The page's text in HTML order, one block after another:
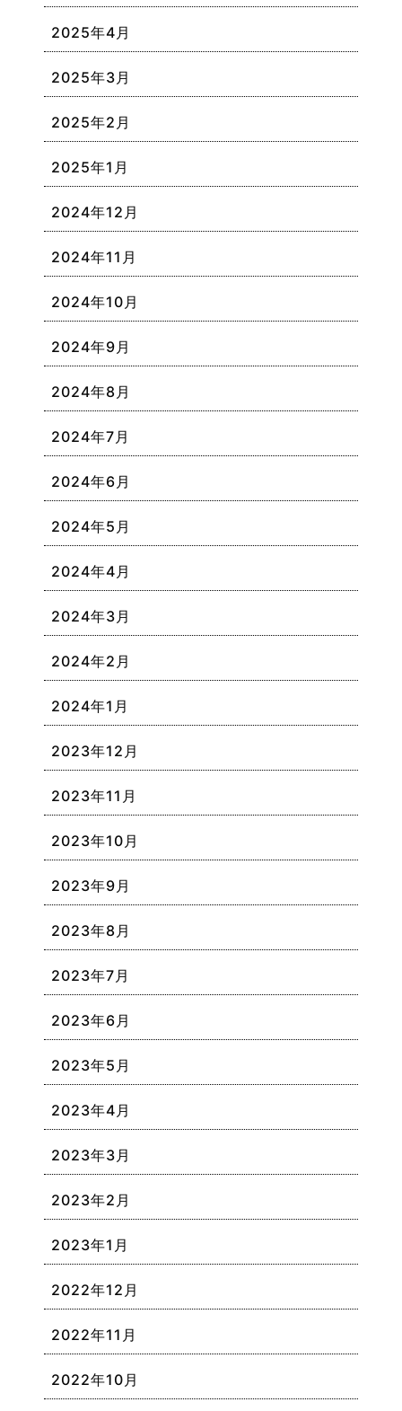
2025年4月
2025年3月
2025年2月
2025年1月
2024年12月
2024年11月
2024年10月
2024年9月
2024年8月
2024年7月
2024年6月
2024年5月
2024年4月
2024年3月
2024年2月
2024年1月
2023年12月
2023年11月
2023年10月
2023年9月
2023年8月
2023年7月
2023年6月
2023年5月
2023年4月
2023年3月
2023年2月
2023年1月
2022年12月
2022年11月
2022年10月